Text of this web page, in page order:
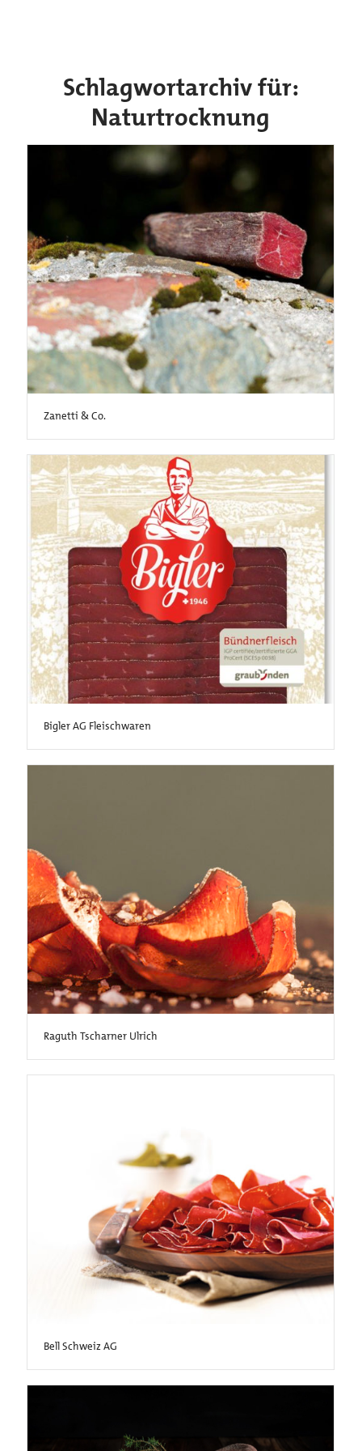
Schlagwortarchiv für:
Naturtrocknung
Zanetti & Co.
Bigler AG Fleischwaren
Raguth Tscharner Ulrich
Bell Schweiz AG